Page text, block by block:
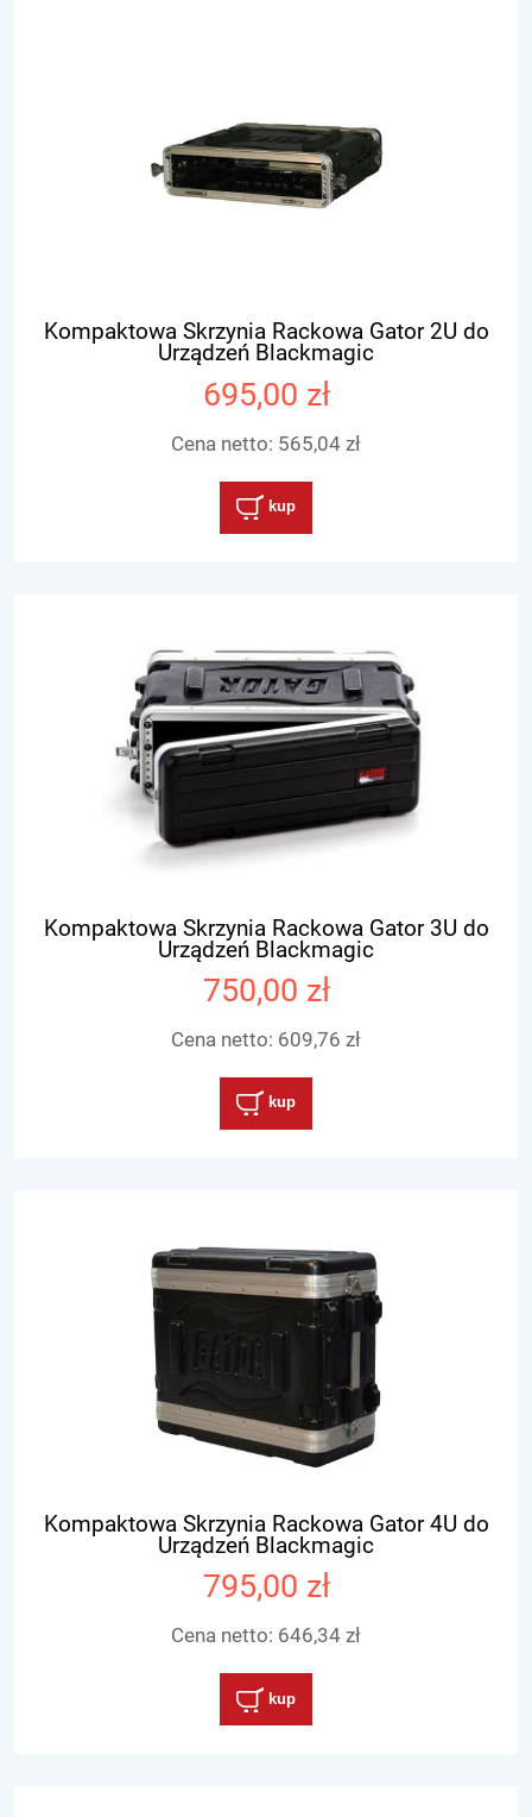
Kompaktowa Skrzynia Rackowa Gator 2U do
Urządzeń Blackmagic
695,00 zł
Cena netto: 565,04 zł
kup
Kompaktowa Skrzynia Rackowa Gator 3U do
Urządzeń Blackmagic
750,00 zł
Cena netto: 609,76 zł
kup
Kompaktowa Skrzynia Rackowa Gator 4U do
Urządzeń Blackmagic
795,00 zł
Cena netto: 646,34 zł
kup